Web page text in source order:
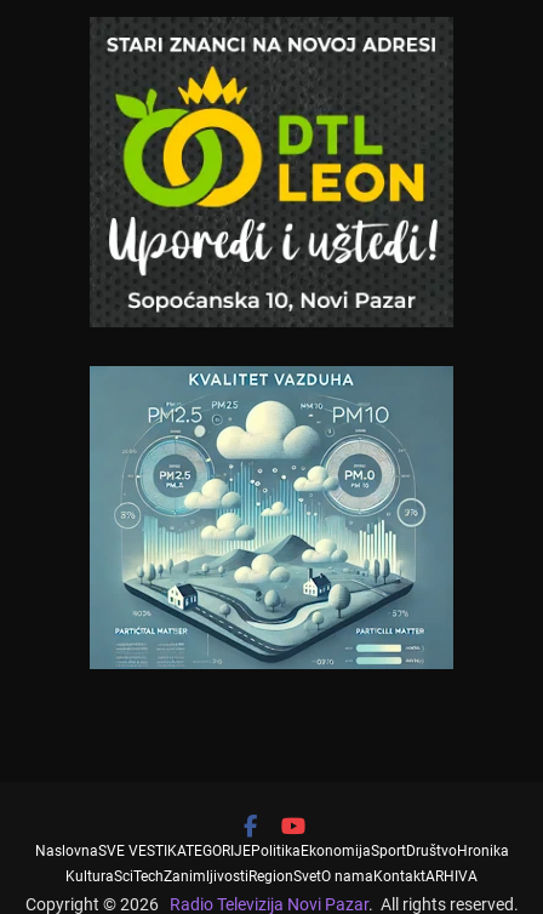
NaslovnaSVE VESTI KATEGORIJEPolitika EkonomijaSportDruštvoHronika
KulturaSciTechZanimljivosti RegionSvetO nama KontaktARHIVA
Copyright © 2026 Radio Televizija Novi Pazar. All rights reserved.